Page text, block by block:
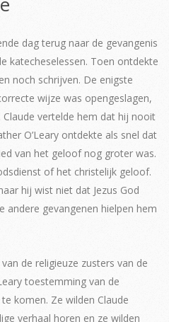
dag terug naar de gevangenis
katecheselessen. Toen ontdekte
noch schrijven. De enigste
wijze was opengeslagen,
vertelde hem dat hij nooit
O’Leary ontdekte als snel dat
van het geloof nog groter was.
of het christelijk geloof.
hij wist niet dat Jezus God
andere gevangenen hielpen hem
de religieuze zusters van de
toestemming van de
komen. Ze wilden Claude
verhaal horen en ze wilden